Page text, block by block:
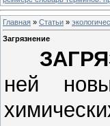
Главная » Статьи »
Загрязнение
ней